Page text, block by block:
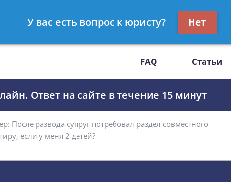
509-27-47
FAQ Статьи
Ответ на сайте в течение 15 минут
У вас есть вопрос к юристу? Нет